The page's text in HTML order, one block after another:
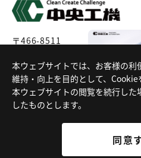
本ウェブサイトでは、お客様の
維持・向上を目的として、Cookie
本ウェブサイトの閲覧を続行し
したものとします。
同意
同意
〒466-8511
電話番号:052-889-1711 (代表)
Copyright © CHUOKOKI Co.,Ltd
FA